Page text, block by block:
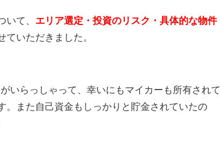
いて、
エリア選定・投資のリスク・具体的な物件
ていただきました。
いらっしゃって、幸いにもマイカーも所有されて
。また自己資金もしっかりと貯金されていたの